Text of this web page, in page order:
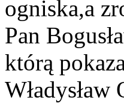
ogniska,a
Pan
którą